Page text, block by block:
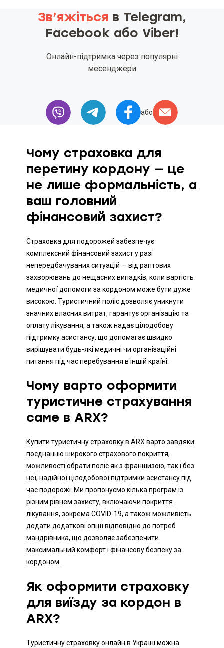
страхування багажу?
Як купити страховку без
Чи покриває страховка для
мандрівників невідкладну
Як працює цілодобова підтримка
асистансу під час подорожі за
кордон?
Зв’яжіться в Telegram,
Facebook або Viber!
Онлайн-підтримка через популярні
месенджери
або
Чому страховка для
перетину кордону — це
не лише формальність, а
ваш головний
фінансовий захист?
Страховка для подорожей забезпечує
комплексний фінансовий захист у разі
непередбачуваних ситуацій — від раптових
захворювань до нещасних випадків, коли вартість
медичної допомоги за кордоном може бути дуже
високою. Туристичний поліс дозволяє уникнути
значних власних витрат, гарантує організацію та
оплату лікування, а також надає цілодобову
підтримку асистансу, що допомагає швидко
вирішувати будь-які медичні чи організаційні
питання під час перебування в іншій країні.
Чому варто оформити
туристичне страхування
саме в ARX?
Купити туристичну страховку в ARX варто завдяки
поєднанню широкого страхового покриття,
можливості обрати поліс як з франшизою, так і без
неї, надійної цілодобової підтримки асистансу під
час подорожі. Ми пропонуємо кілька програм із
різним рівнем захисту, включаючи покриття
лікування, зокрема COVID-19, а також можливість
додати додаткові опції відповідно до потреб
мандрівника, що дозволяє забезпечити
максимальний комфорт і фінансову безпеку за
кордоном.
Як оформити страховку
для виїзду за кордон в
ARX?
Туристичну страховку онлайн в Україні можна